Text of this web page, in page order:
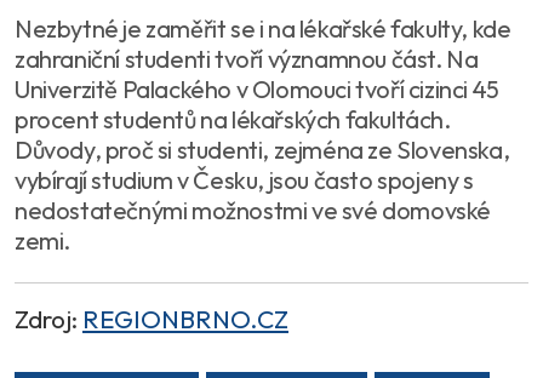
Nezbytné je zaměřit se i na lékařské fakulty, kde
zahraniční studenti tvoří významnou část. Na
Univerzitě Palackého v Olomouci tvoří cizinci 45
procent studentů na lékařských fakultách.
Důvody, proč si studenti, zejména ze Slovenska,
vybírají studium v Česku, jsou často spojeny s
nedostatečnými možnostmi ve své domovské
zemi.
Zdroj: REGIONBRNO.CZ